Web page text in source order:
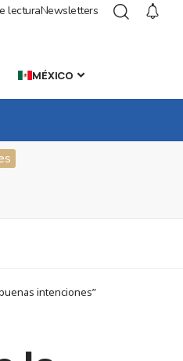
lecturaNewsletters
MÉXICO
intenciones”